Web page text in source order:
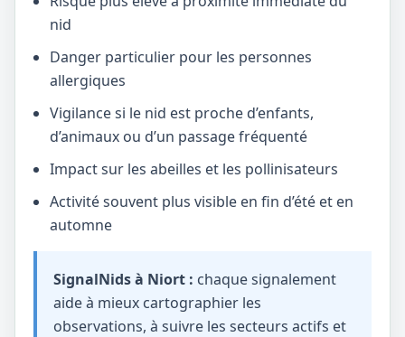
nid
Danger particulier pour les personnes
allergiques
Vigilance si le nid est proche d’enfants,
d’animaux ou d’un passage fréquenté
Impact sur les abeilles et les pollinisateurs
Activité souvent plus visible en fin d’été et en
automne
SignalNids à Niort : chaque signalement
aide à mieux cartographier les
observations, à suivre les secteurs actifs et